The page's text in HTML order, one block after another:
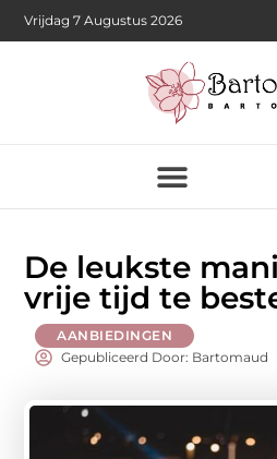
Vrijdag 7 Augustus 2026
De leukste
vrije tijd te
AANBIEDINGEN
Gepubliceerd Door: Bartomaud